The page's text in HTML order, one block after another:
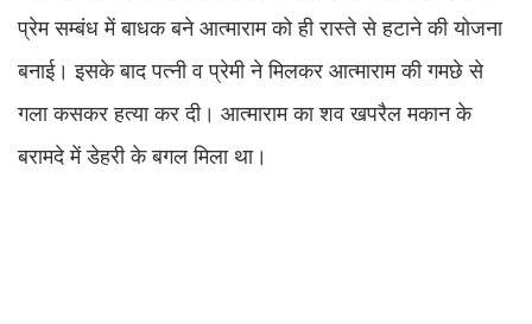
प्रेम सम्बंध में बाधक बने आत्माराम को ही रास्ते से हटाने की योजना
बनाई। इसके बाद पत्नी व प्रेमी ने मिलकर आत्माराम की गमछे से
गला कसकर हत्या कर दी। आत्माराम का शव खपरैल मकान के
बरामदे में डेहरी के बगल मिला था।